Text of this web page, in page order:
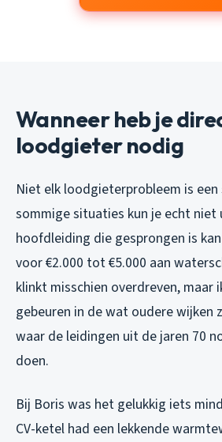
Wanneer heb je
loodgieter nodig
Niet elk loodgieterprobleem is
sommige situaties kun je echt niet
hoofdleiding die gesprongen is
voor €2.000 tot €5.000 aan
klinkt misschien overdreven, maar
gebeuren in de wat oudere wijken
waar de leidingen uit de jaren 70
doen.
Bij Boris was het gelukkig iets
CV-ketel had een lekkende